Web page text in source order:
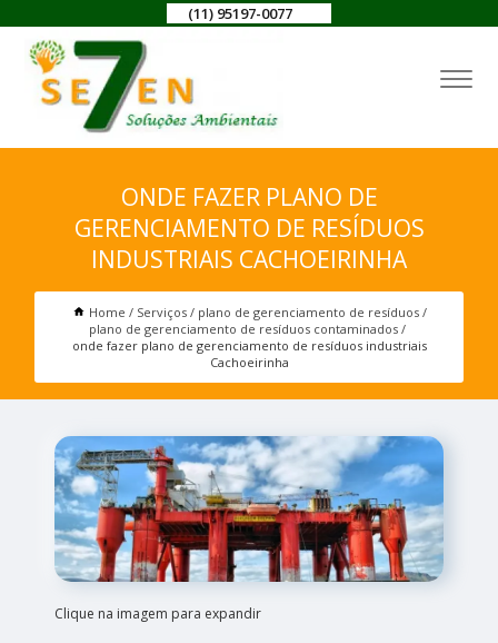
(11) 95197-0077
ONDE FAZER PLANO DE
GERENCIAMENTO DE RESÍDUOS
INDUSTRIAIS CACHOEIRINHA
Home Serviços
plano de gerenciamento de resíduos
plano de gerenciamento de resíduos contaminados
onde fazer plano de gerenciamento de resíduos industriais
Cachoeirinha
Clique na imagem para expandir